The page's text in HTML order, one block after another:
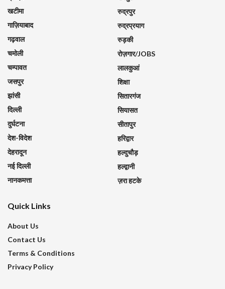
खटीमा
गाज़ियाबाद
गढ़वाल
चमोली
चम्पावत
जसपुर
झांसी
दिल्ली
दुर्घटना
देश-विदेश
देहरादून
नई दिल्ली
नानकमत्ता
रुद्रपुर
रुद्रप्रयाग
रुड़की
रोज़गार/JOBS
लालकुआं
शिक्षा
सितारगंज
सियासत
सीतापुर
हरिद्वार
हल्दुचौड़
हल्द्वानी
ज़रा हटके
Quick Links
About Us
Contact Us
Terms & Conditions
Privacy Policy